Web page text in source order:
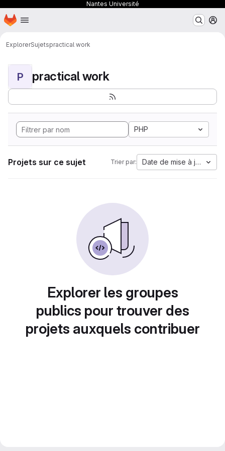
Nantes Université
Passer au contenu principal
Page d'accueil
ExplorerSujetspractical work
P practical work
PHP
Projets sur ce sujet Trier par: Date de mise à jour
Explorer les groupes
publics pour trouver des
projets auxquels contribuer